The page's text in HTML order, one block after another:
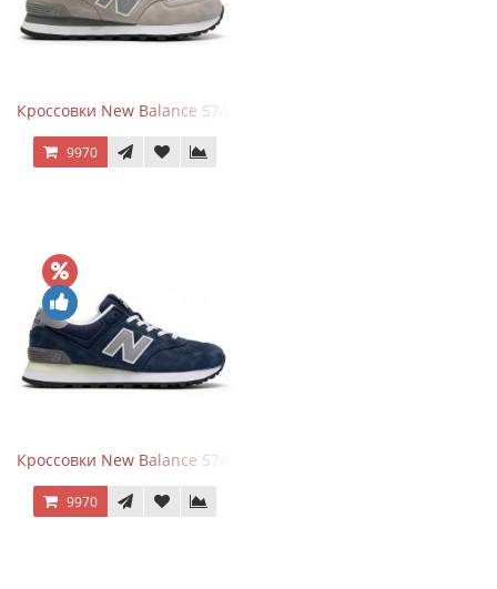
Кроссовки New Balance 574 Silver Summer Fog
9970
Кроссовки New Balance 574 Classic Blue Grey
9970